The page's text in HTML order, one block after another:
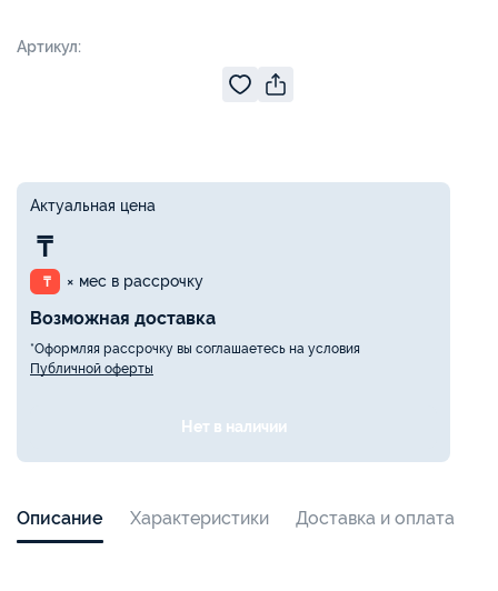
Артикул:
Актуальная цена
₸
₸ × мес в рассрочку
Возможная доставка
*Оформляя рассрочку вы соглашаетесь на условия
Публичной оферты
Нет в наличии
Описание Характеристики Доставка и оплата